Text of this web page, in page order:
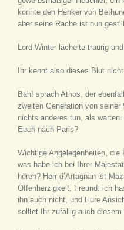
konnte den Henker von
aber seine Rache ist nun
Lord Winter lächelte traurig
Ihr kennt also dieses Blut
Bah! sprach Athos, der
zweiten Generation von
nichts anderes tun, als
Euch nach Paris?
Wichtige Angelegenheiten,
was habe ich bei Ihrer
hören? Herr d’Artagnan ist
Offenherzigkeit, Freund: ich
ihn auch nicht, und Eure
solltet Ihr zufällig auch diesem